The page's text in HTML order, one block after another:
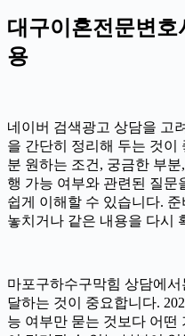
대구이혼전문변호
용
네이버 검색광고 상담을 고
을 간단히 정리해 두는 것이
분 원하는 조건, 궁금한 부
행 가능 여부와 관련된 질문
쉽게 이해할 수 있습니다.
놓치거나 같은 내용을 다시
마포구하수구막힘 상담에
달하는 것이 중요합니다.
능 여부만 묻는 것보다 어떤